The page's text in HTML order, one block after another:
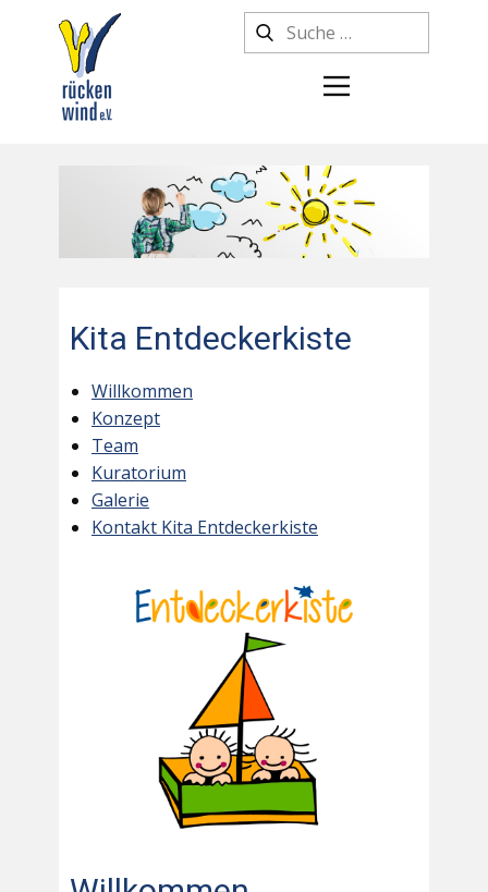
Kita Entdeckerkiste
Willkommen
Konzept
Team
Kuratorium
Galerie
Kontakt Kita Entdeckerkiste